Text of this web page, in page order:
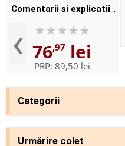
Categorii
Urmărire colet
‹
Comentarii si explicatii.
- Editia 2019
76,97 lei
PRP: 89,50 lei